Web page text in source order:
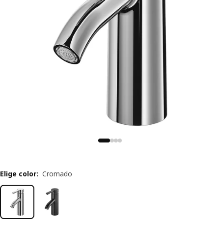
Elige color: Cromado